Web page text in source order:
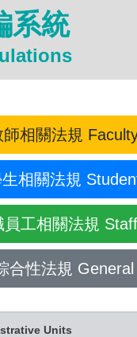
系統
師相關法規
相關法規
員工相關法規 Staff
合性法規 General
Units